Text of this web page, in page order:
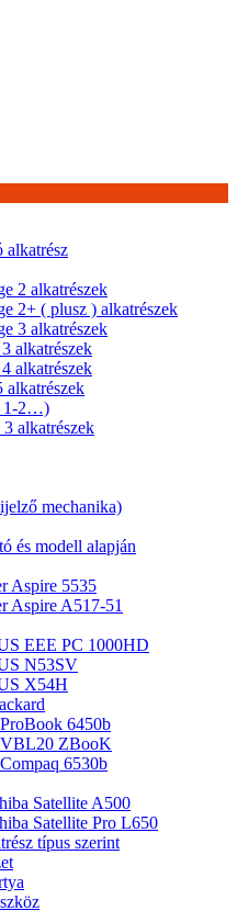
alkatrész
2 alkatrészek
2+ ( plusz ) alkatrészek
3 alkatrészek
alkatrészek
alkatrészek
1-2…)
alkatrészek
mechanika)
és modell alapján
Aspire 5535
Aspire A517-51
EEE PC 1000HD
N53SV
X54H
6450b
ZBooK
6530b
Satellite A500
Satellite Pro L650
típus szerint